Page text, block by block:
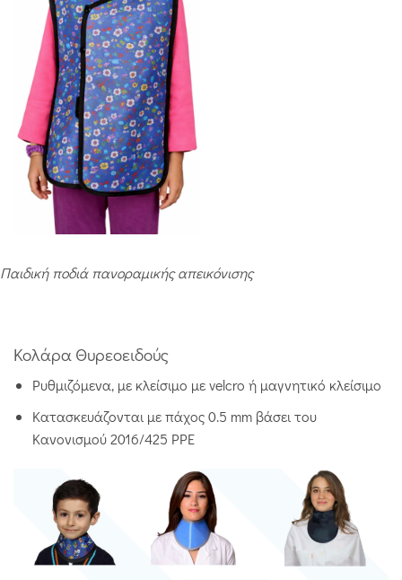
Παιδική ποδιά πανοραμικής απεικόνισης
Κολάρα Θυρεοειδούς
Ρυθμιζόμενα, με κλείσιμο με velcro ή μαγνητικό κλείσιμο
Κατασκευάζονται με πάχος 0.5 mm βάσει του
Κανονισμού 2016/425 PPE